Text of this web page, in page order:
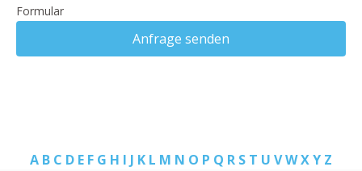
Formular
Anfrage senden
A B C D E F G H I J K L M N O P Q R S T U VWXY Z